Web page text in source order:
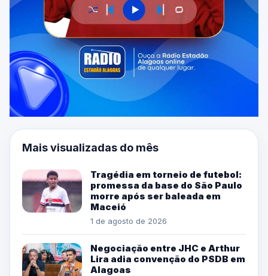
Mais visualizadas do mês
Tragédia em torneio de futebol:
promessa da base do São Paulo
morre após ser baleada em
Maceió
1 de agosto de 2026
Negociação entre JHC e Arthur
Lira adia convenção do PSDB em
Alagoas